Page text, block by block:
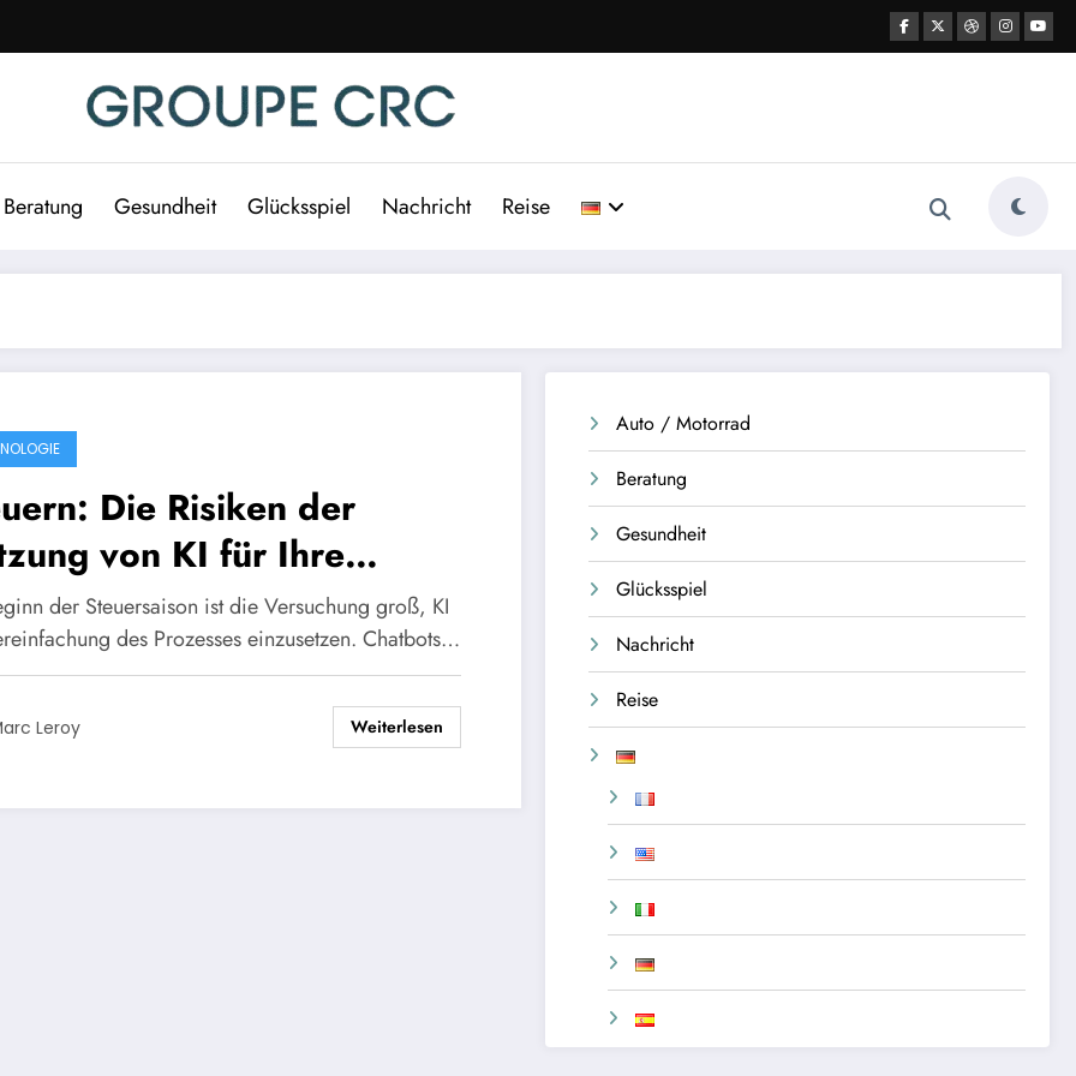
Beratung Gesundheit Glücksspiel Nachricht Reise
Die Risiken der
von KI für Ihre
der Steuersaison ist die Versuchung groß, KI
des Prozesses einzusetzen. Chatbots…
Leroy Weiterlesen
Auto / Motorrad
Beratung
Gesundheit
Glücksspiel
Nachricht
Reise